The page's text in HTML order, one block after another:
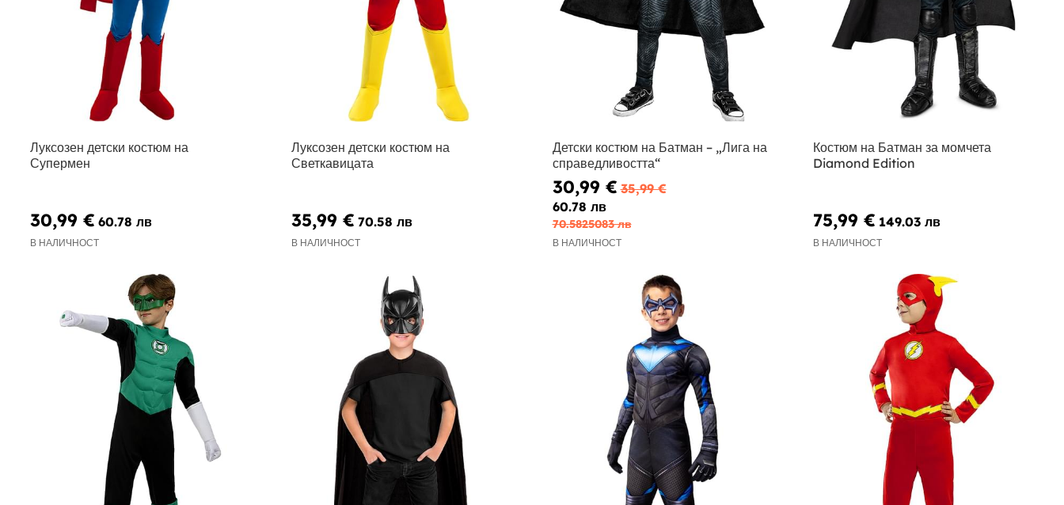
Луксозен детски костюм на
Супермен
30,99 € 60.78 лв
В НАЛИЧНОСТ
Луксозен детски костюм на
Светкавицата
35,99 € 70.58 лв
В НАЛИЧНОСТ
Детски костюм на Батман – „Лига на
справедливостта“
30,99 € 35,99 €
60.78 лв
70.5825083 лв
В НАЛИЧНОСТ
Костюм на Батман за момчета
Diamond Edition
75,99 € 149.03 лв
В НАЛИЧНОСТ